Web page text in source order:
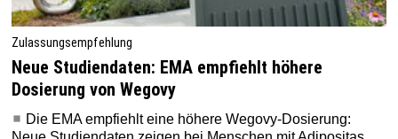
Zulassungsempfehlung
Neue Studiendaten: EMA empfiehlt höhere
Dosierung von Wegovy
Die EMA empfiehlt eine höhere Wegovy‑Dosierung: